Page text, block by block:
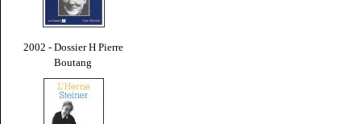
2002 - Dossier H Pierre
Boutang